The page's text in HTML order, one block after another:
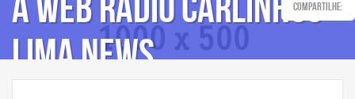
Lima News
Compartilhe: